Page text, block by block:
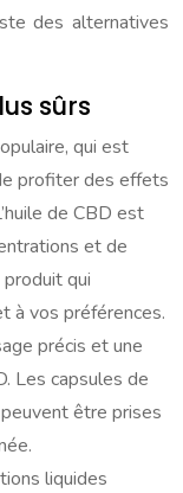
des alternatives
sûrs
qui est
profiter des effets
de CBD est
et de
qui
à vos préférences.
précis et une
Les capsules de
être prises
liquides